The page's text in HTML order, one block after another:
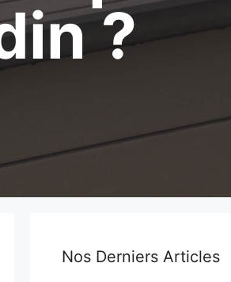
?
Nos Derniers Articles